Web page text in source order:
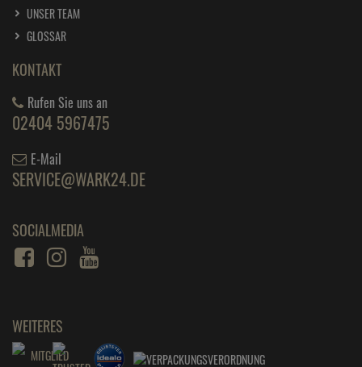
UNSER TEAM
GLOSSAR
KONTAKT
Rufen Sie uns an
02404 5967475
E-Mail
SERVICE@WARK24.DE
SOCIALMEDIA
WEITERES